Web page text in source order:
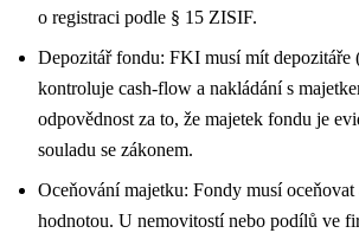
o registraci podle § 15 ZISIF.
Depozitář fondu: FKI musí mít depozitáře
kontroluje cash-flow a nakládání s
odpovědnost za to, že majetek fondu je
souladu se zákonem.
Oceňování majetku: Fondy musí oceňovat
hodnotou. U nemovitostí nebo podílů ve